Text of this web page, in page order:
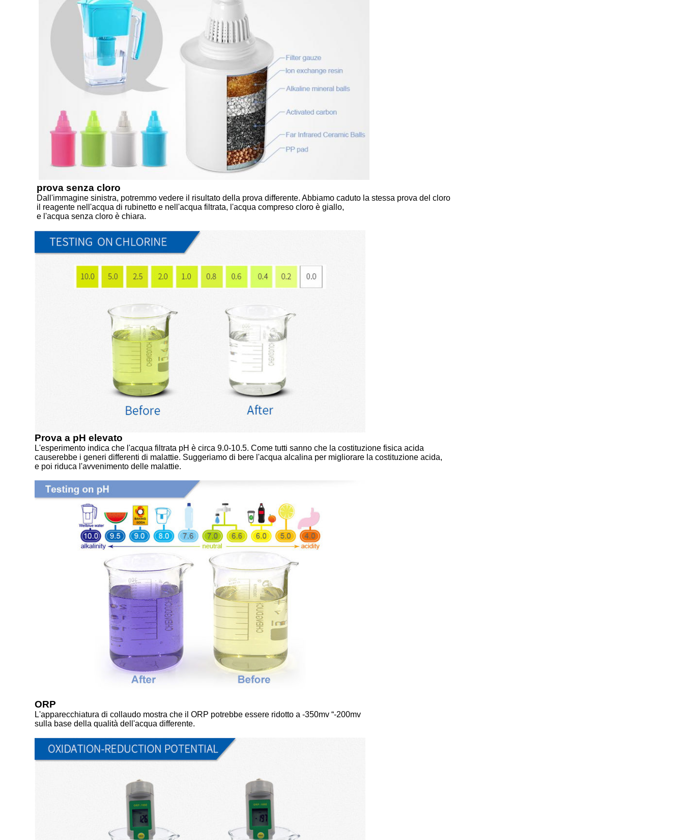
prova senza cloro
Dall'immagine sinistra, potremmo vedere il risultato della prova differente. Abbiamo caduto la stessa prova del cloro
il reagente nell'acqua di rubinetto e nell'acqua filtrata, l'acqua compreso cloro è giallo,
e l'acqua senza cloro è chiara.
Prova a pH elevato
L'esperimento indica che l'acqua filtrata pH è circa 9.0-10.5. Come tutti sanno che la costituzione fisica acida
causerebbe i generi differenti di malattie. Suggeriamo di bere l'acqua alcalina per migliorare la costituzione acida,
e poi riduca l'avvenimento delle malattie.
ORP
L'apparecchiatura di collaudo mostra che il ORP potrebbe essere ridotto a -350mv “-200mv
sulla base della qualità dell'acqua differente.